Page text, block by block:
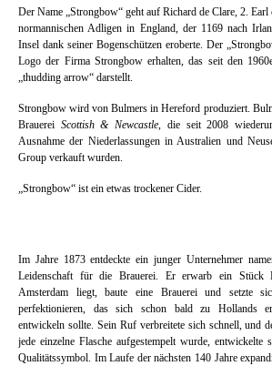
Der Name „Strongbow“ geht auf Richard de Clare, 2.
normannischen Adligen in England, der 1169 nach
Insel dank seiner Bogenschützen eroberte. Der
Logo der Firma Strongbow erhalten, das seit den
„thudding arrow“ darstellt.
Strongbow wird von Bulmers in Hereford produziert.
Brauerei Scottish & Newcastle, die seit 2008
Ausnahme der Niederlassungen in Australien und
Group verkauft wurden.
„Strongbow“ ist ein etwas trockener Cider.
Im Jahre 1873 entdeckte ein junger Unternehmer
Leidenschaft für die Brauerei. Er erwarb ein Stück
Amsterdam liegt, baute eine Brauerei und setzte
perfektionieren, das sich schon bald zu Hollands
entwickeln sollte. Sein Ruf verbreitete sich schnell, und
jede einzelne Flasche aufgestempelt wurde, entwickelte
Qualitätssymbol. Im Laufe der nächsten 140 Jahre